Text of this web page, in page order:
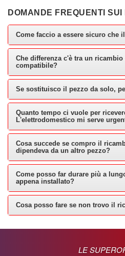
DOMANDE FREQUENTI SUI
Come faccio a essere sicuro che
Che differenza c'è tra un
compatibile?
Se sostituisco il pezzo da solo,
Quanto tempo ci vuole per
L'elettrodomestico mi serve
Cosa succede se compro il
dipendeva da un altro pezzo?
Come posso far durare più a
appena installato?
Cosa posso fare se non trovo il
LE